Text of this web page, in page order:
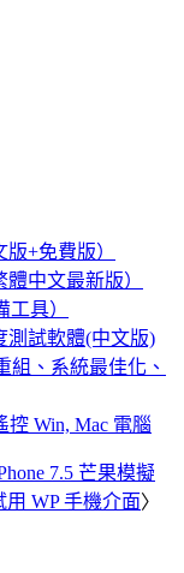
+免費版）
中文最新版）
具）
測試軟體(中文版)
組、系統最佳化、
Win, Mac 電腦
7.5 芒果模擬
用 WP 手機介面〉